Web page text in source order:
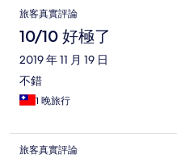
旅客真實評論
10/10 好極了
2019 年 11 月 19 日
不錯
1 晚旅行
旅客真實評論